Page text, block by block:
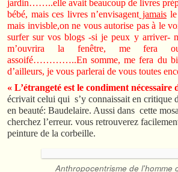
jardin……..elle avait beaucoup de livres
bébé, mais ces livres n’envisagent jamaisle
mais invisble,on ne vous autorise pas à le
surfer sur vos blogs -si je peux y arriver-
m’ouvrira la fenêtre, me fera
assoifé…………..En somme, me fera du
d’ailleurs, je vous parlerai de vous toutes
« L’étrangeté est le condiment nécessaire
écrivait celui qui s’y connaissait en critique
en beauté: Baudelaire. Aussi dans cette
cherchez l’erreur. vous retrouverez
peinture de la corbeille.
Anthropocentrisme de l'homme